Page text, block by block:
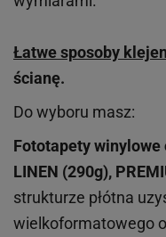
Łatwe sposoby
ścianę.
Do wyboru masz:
Fototapety winylowe
LINEN (290g),
strukturze płótna
wielkoformatowego